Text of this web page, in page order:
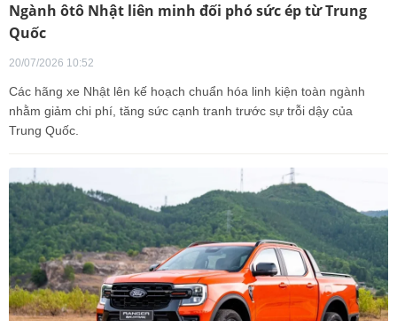
Ngành ôtô Nhật liên minh đối phó sức ép từ Trung
Quốc
20/07/2026 10:52
Các hãng xe Nhật lên kế hoạch chuẩn hóa linh kiện toàn ngành
nhằm giảm chi phí, tăng sức cạnh tranh trước sự trỗi dậy của
Trung Quốc.